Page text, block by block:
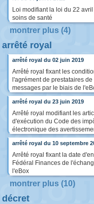
Loi modifiant la loi du 22
soins de santé
montrer plus (4)
arrêté royal
arrêté royal du 02 juin 2019
Arrêté royal fixant les
l'agrément de prestataires
messages par le biais de
arrêté royal du 23 juin 2019
Arrêté royal modifiant les
d'exécution du Code des
électronique des
arrêté royal du 10 septembre
Arrêté royal fixant la date
Fédéral Finances de
l'eBox
montrer plus (10)
décret